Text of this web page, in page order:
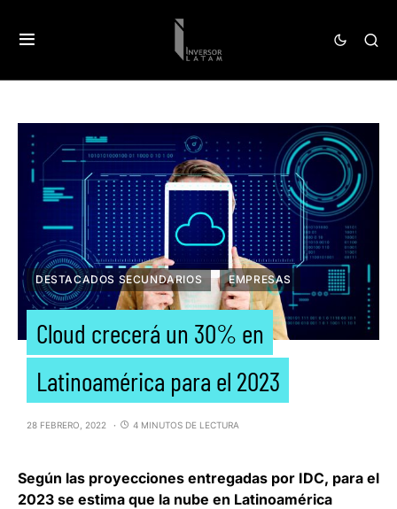
DESTACADOS SECUNDARIOS EMPRESAS
Cloud crecerá un 30% en
Latinoamérica para el 2023
28 FEBRERO, 2022 4 MINUTOS DE LECTURA
Según las proyecciones entregadas por IDC, para el
2023 se estima que la nube en Latinoamérica